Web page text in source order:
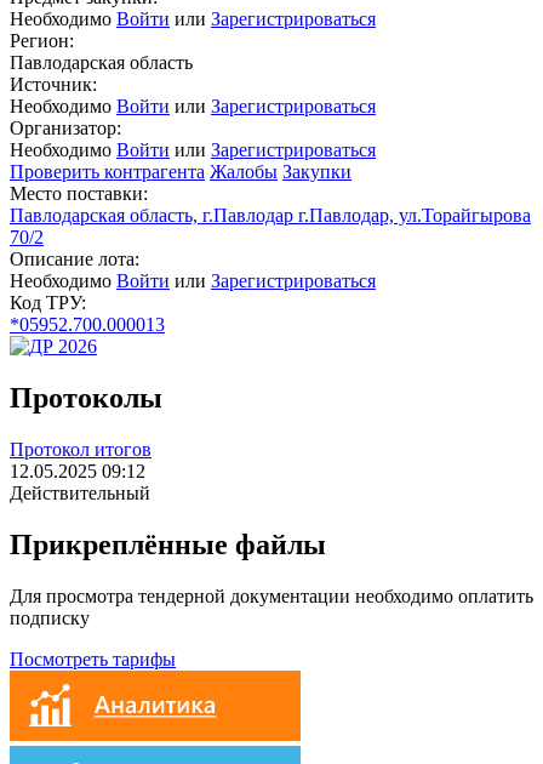
Необходимо Войти или Зарегистрироваться
Регион:
Павлодарская область
Источник:
Необходимо Войти или Зарегистрироваться
Организатор:
Необходимо Войти или Зарегистрироваться
Проверить контрагента Жалобы Закупки
Место поставки:
Павлодарская область, г.Павлодар г.Павлодар, ул.Торайгырова
70/2
Описание лота:
Необходимо Войти или Зарегистрироваться
Код ТРУ:
*05952.700.000013
Протоколы
Протокол итогов
12.05.2025 09:12
Действительный
Прикреплённые файлы
Для просмотра тендерной документации необходимо оплатить
подписку
Посмотреть тарифы